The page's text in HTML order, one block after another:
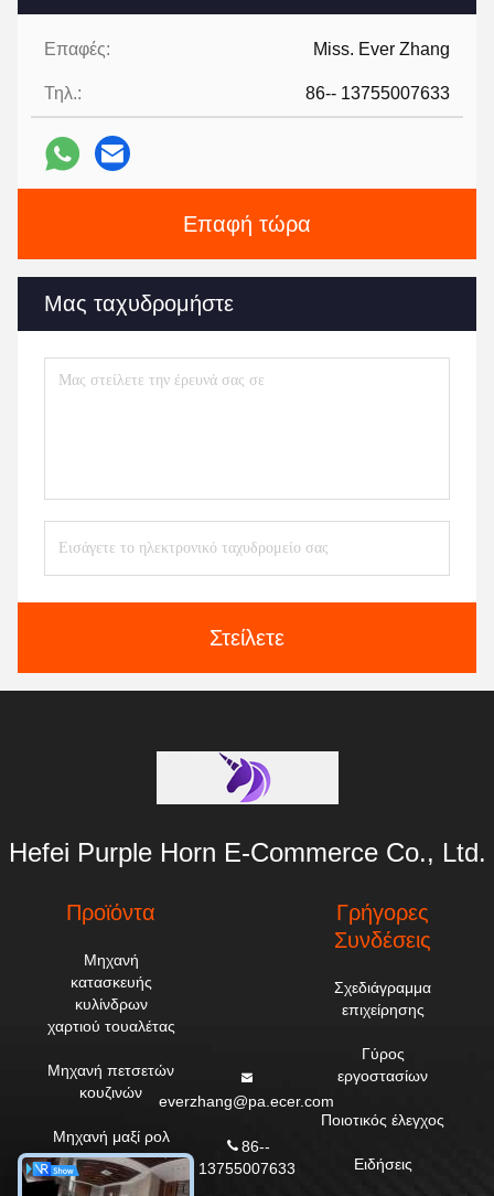
Επαφές: Miss. Ever Zhang
Τηλ.: 86-- 13755007633
Επαφή τώρα
Μας ταχυδρομήστε
Στείλετε
Hefei Purple Horn E-Commerce Co., Ltd.
Προϊόντα
Μηχανή
κατασκευής
κυλίνδρων
χαρτιού τουαλέτας
Μηχανή πετσετών
κουζινών
Μηχανή μαξί ρολ
Μηχανή χαρτιού
everzhang@pa.ecer.com
86--
13755007633
Γρήγορες
Συνδέσεις
Σχεδιάγραμμα
επιχείρησης
Γύρος
εργοστασίων
Ποιοτικός έλεγχος
Ειδήσεις